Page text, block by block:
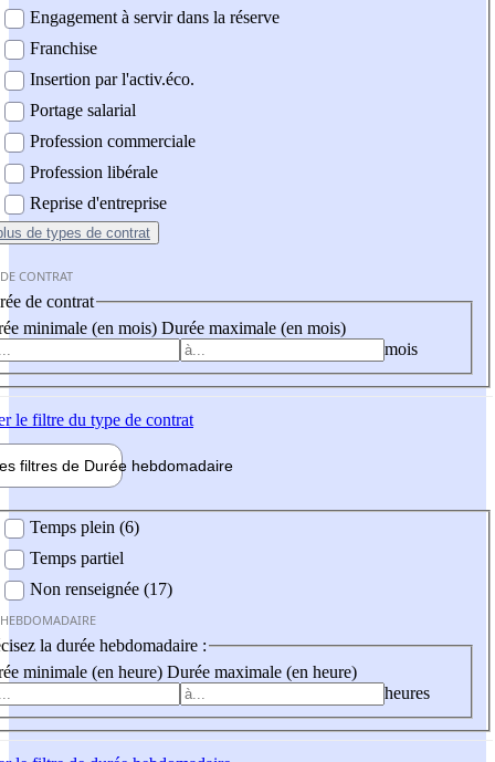
Engagement à servir dans la réserve
Franchise
Insertion par l'activ.éco.
Portage salarial
Profession commerciale
Profession libérale
Reprise d'entreprise
de types de contrat
CONTRAT
de contrat
minimale (en mois) Durée maximale (en mois)
mois
le filtre du type de contrat
filtres de Durée hebdomadaire
Temps plein (6)
Temps partiel
Non renseignée (17)
la durée hebdomadaire :
minimale (en heure) Durée maximale (en heure)
heures